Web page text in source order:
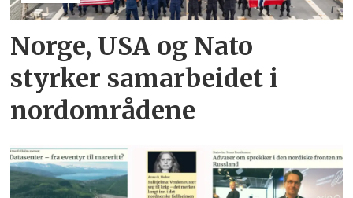
Norge, USA og Nato
styrker samarbeidet i
nordområdene